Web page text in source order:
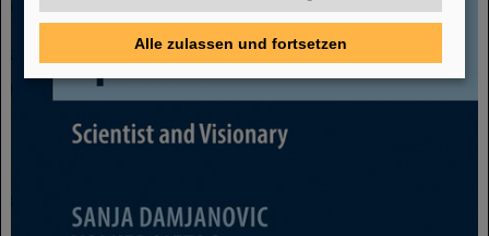
Alle zulassen und fortsetzen